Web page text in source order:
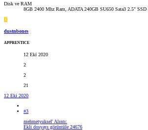
Disk ve RAM
8GB 2400 Mhz Ram, ADATA 240GB SU650 Sata3 2.5"
D
dustnbones
APPRENTICE
12 Eki 2020
2
2
21
12 Eki 2020
#3
mehmetyuksel' Alıntı:
Ekli dosyayı görüntüle 24676